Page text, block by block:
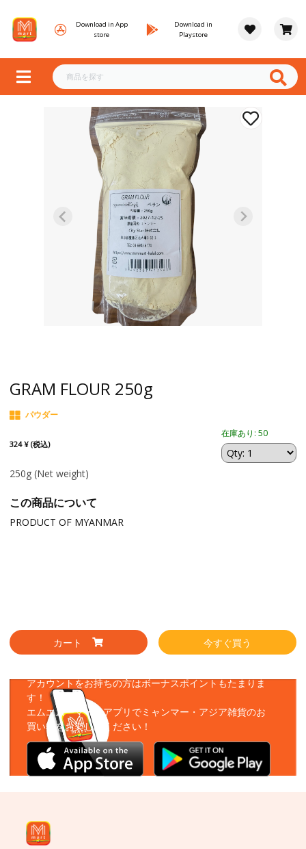
Download in App
store
Download in
Playstore
GRAM FLOUR 250g
パウダー
324 ¥ (税込)
在庫あり: 50
250g (Net weight)
この商品について
PRODUCT OF MYANMAR
カート 今すぐ買う
アカウントをお持ちの方はボーナスポイントもたまりま
す！
エムエムーマートアプリでミャンマー・アジア雑貨のお
買い物をお楽しみください！